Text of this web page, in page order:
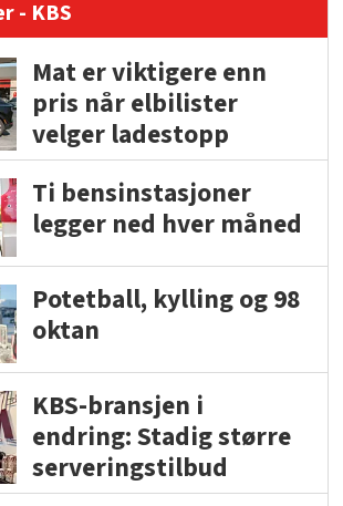
- KBS
Mat er viktigere enn
pris når elbilister
velger ladestopp
Ti bensinstasjoner
legger ned hver måned
Potetball, kylling og 98
oktan
KBS-bransjen i
endring: Stadig større
serveringstilbud